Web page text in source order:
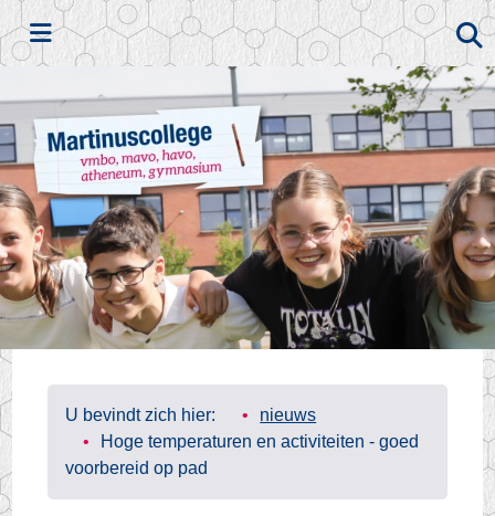
Zoeken
U bevindt zich hier:
nieuws
Hoge temperaturen en activiteiten - goed
voorbereid op pad